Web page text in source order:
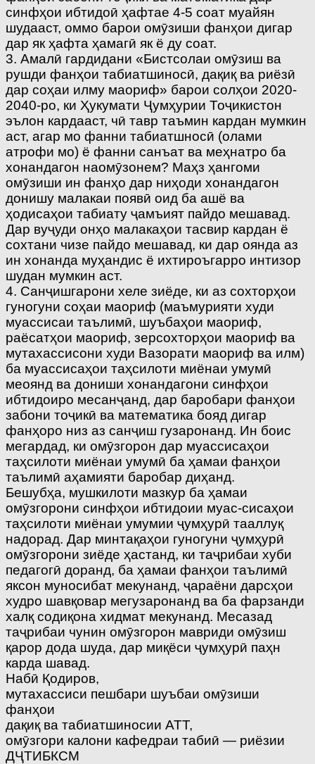
синфҳои ибтидоӣ ҳафтае 4-5 соат муайян
шудааст, оммо барои омӯзиши фанҳои дигар
дар як ҳафта ҳамагӣ як ё ду соат.
3. Амалӣ гардидани «Бистсолаи омӯзиш ва
рушди фанҳои табиатшиносӣ, дақиқ ва риёзӣ
дар соҳаи илму маориф» барои солҳои 2020-
2040-ро, ки Ҳукумати Ҷумҳурии Тоҷикистон
эълон кардааст, чӣ тавр таъмин кардан мумкин
аст, агар мо фанни табиатшносӣ (олами
атрофи мо) ё фанни санъат ва меҳнатро ба
хонандагон наомӯзонем? Маҳз ҳангоми
омӯзиши ин фанҳо дар ниҳоди хонандагон
донишу малакаи появӣ оид ба ашё ва
ҳодисаҳои табиату ҷамъият пайдо мешавад.
Дар вуҷуди онҳо малакаҳои тасвир кардан ё
сохтани чизе пайдо мешавад, ки дар оянда аз
ин хонанда муҳандис ё ихтироъгарро интизор
шудан мумкин аст.
4. Санҷишгарони хеле зиёде, ки аз сохторҳои
гуногуни соҳаи маориф (маъмурияти худи
муассисаи таълимӣ, шуъбаҳои маориф,
раёсатҳои маориф, зерсохторҳои маориф ва
мутахассисони худи Вазорати маориф ва илм)
ба муассисаҳои таҳсилоти миёнаи умумӣ
меоянд ва дониши хонандагони синфҳои
ибтидоиро месанҷанд, дар баробари фанҳои
забони тоҷикӣ ва математика бояд дигар
фанҳоро низ аз санҷиш гузаронанд. Ин боис
мегардад, ки омӯзгорон дар муассисаҳои
таҳсилоти миёнаи умумӣ ба ҳамаи фанҳои
таълимӣ аҳамияти баробар диҳанд.
Бешубҳа, мушкилоти мазкур ба ҳамаи
омӯзгорони синфҳои ибтидоии муас-сисаҳои
таҳсилоти миёнаи умумии ҷумҳурӣ тааллуқ
надорад. Дар минтақаҳои гуногуни ҷумҳурӣ
омӯзгорони зиёде ҳастанд, ки таҷрибаи хуби
педагогӣ доранд, ба ҳамаи фанҳои таълимӣ
яксон муносибат мекунанд, ҷараёни дарсҳои
худро шавқовар мегузаронанд ва ба фарзанди
халқ содиқона хидмат мекунанд. Месазад
таҷрибаи чунин омӯзгорон мавриди омӯзиш
қарор дода шуда, дар миқёси ҷумҳурӣ паҳн
карда шавад.
Набӣ Қодиров,
мутахассиси пешбари шуъбаи омӯзиши
фанҳои
дақиқ ва табиатшиносии АТТ,
омӯзгори калони кафедраи табиӣ — риёзии
ДҶТИБКСМ